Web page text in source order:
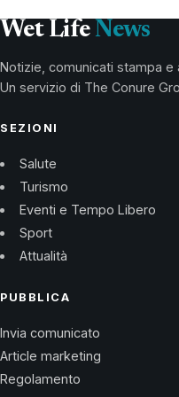
Wet Life News
Notizie, comunicati stampa e
Un servizio di The Conure
SEZIONI
Salute
Turismo
Eventi e Tempo Libero
Sport
Attualità
PUBBLICA
Invia comunicato
Article marketing
Regolamento